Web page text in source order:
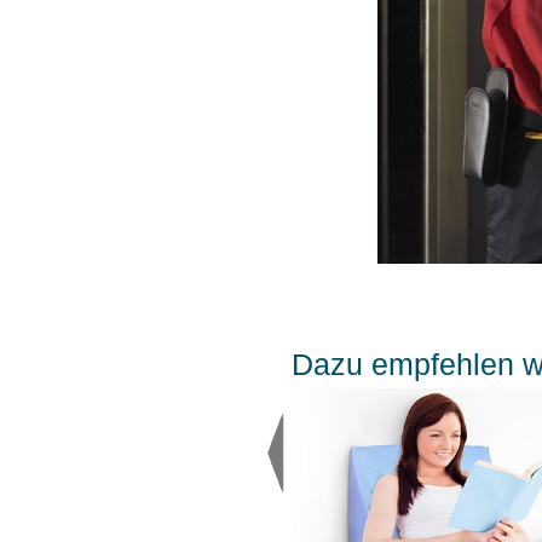
Dazu empfehlen